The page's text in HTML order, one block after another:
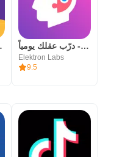
App شعلة - درّب عقلك يومياً
Elektron Labs
9.5